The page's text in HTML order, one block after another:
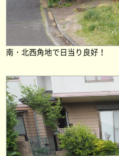
南・北西角地で日当り良好！